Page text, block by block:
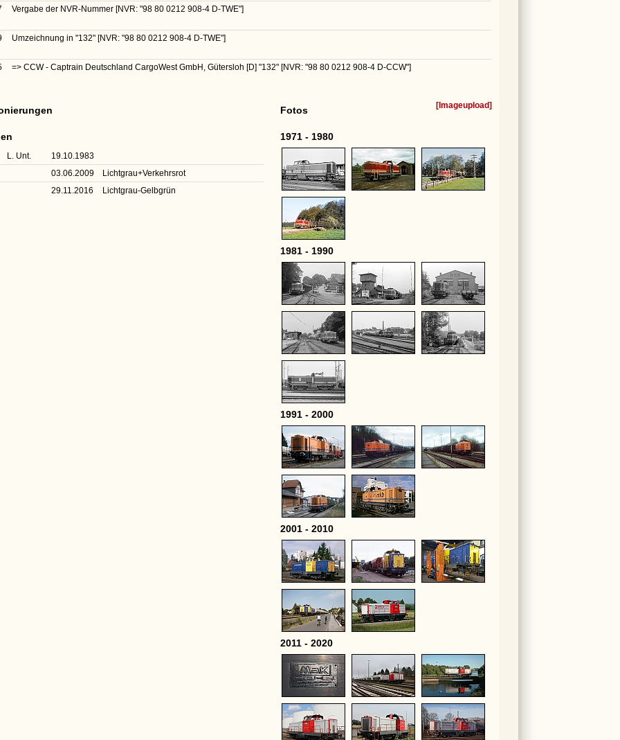
Vergabe der NVR-Nummer [NVR: "98 80 0212 908-4 D-TWE"]
Umzeichnung in "132" [NVR: "98 80 0212 908-4 D-TWE"]
=> CCW - Captrain Deutschland CargoWest GmbH, Gütersloh [D] "132" [NVR: "98 80 0212 908-4 D-CCW"]
L. Unt.
19.10.1983
03.06.2009
Lichtgrau+Verkehrsrot
29.11.2016
Lichtgrau-Gelbgrün
Fotos [ Imageupload]
1971 - 1980
1981 - 1990
1991 - 2000
2001 - 2010
2011 - 2020